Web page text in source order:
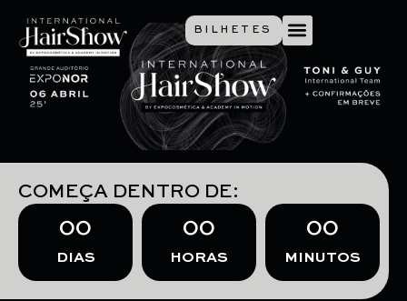
BILHETES
COMEÇA DENTRO DE:
00
DIAS
00
HORAS
00
MINUTOS